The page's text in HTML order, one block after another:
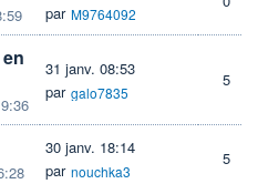
par M9764092
31 janv. 08:53
par galo7835
5
30 janv. 18:14
par nouchka3
5